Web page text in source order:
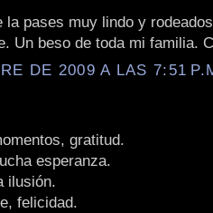
la pases muy lindo y
Un beso de toda mi familia.
DE 2009 A LAS 7:51
gratitud.
esperanza.
ilusión.
felicidad.